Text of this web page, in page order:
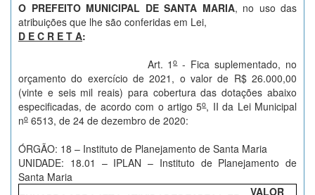
O PREFEITO MUNICIPAL DE SANTA MARIA, no uso das
atribuições que lhe são conferidas em Lei,
D E C R E T A:
Art. 1o- Fica suplementado, no
orçamento do exercício de 2021, o valor de R$ 26.000,00
(vinte e seis mil reais) para cobertura das dotações abaixo
especificadas, de acordo com o artigo 5o, II da Lei Municipal
no 6513, de 24 de dezembro de 2020:
ÓRGÃO: 18 – Instituto de Planejamento de Santa Maria
UNIDADE: 18.01 – IPLAN – Instituto de Planejamento de
Santa Maria
VALOR